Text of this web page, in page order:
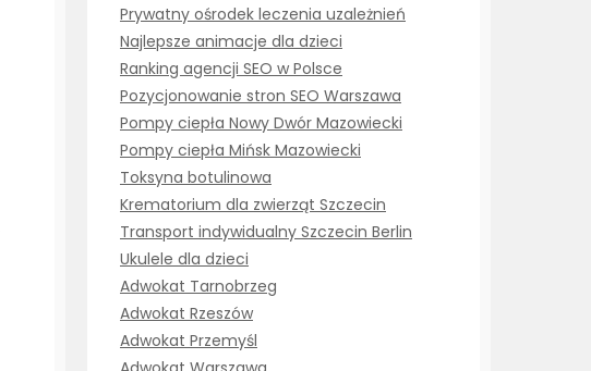
Prywatny ośrodek leczenia uzależnień
Najlepsze animacje dla dzieci
Ranking agencji SEO w Polsce
Pozycjonowanie stron SEO Warszawa
Pompy ciepła Nowy Dwór Mazowiecki
Pompy ciepła Mińsk Mazowiecki
Toksyna botulinowa
Krematorium dla zwierząt Szczecin
Transport indywidualny Szczecin Berlin
Ukulele dla dzieci
Adwokat Tarnobrzeg
Adwokat Rzeszów
Adwokat Przemyśl